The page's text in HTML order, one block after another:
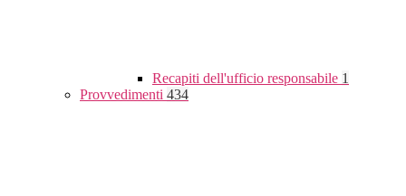
Recapiti dell'ufficio responsabile 1
Provvedimenti 434